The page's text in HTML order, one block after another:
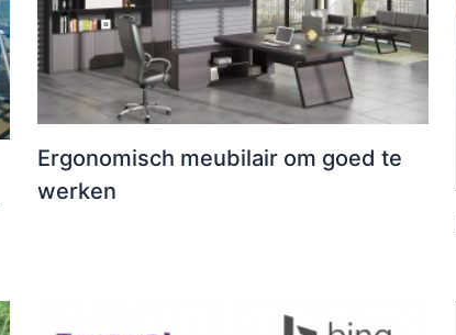
Ergonomisch meubilair om goed te
werken